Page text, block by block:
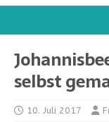
selbst
10. Juli 2017